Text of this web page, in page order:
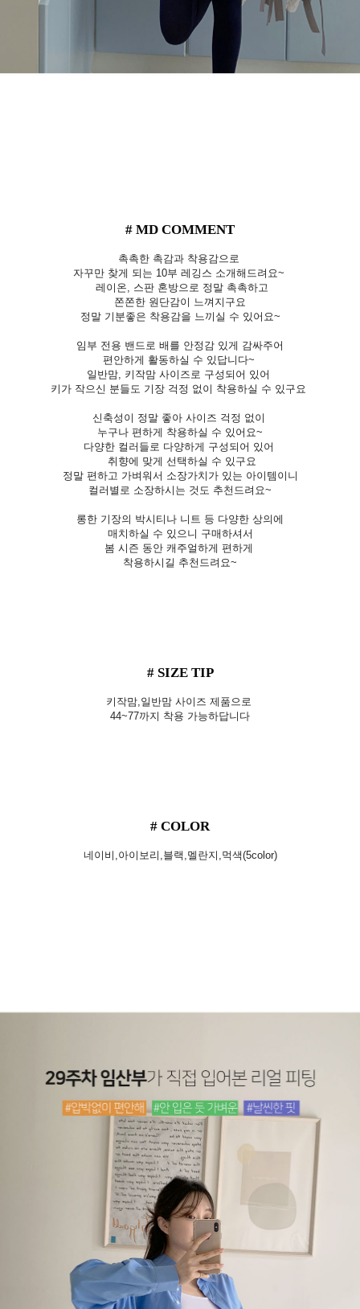
# MD COMMENT
촉촉한 촉감과 착용감으로
자꾸만 찾게 되는 10부 레깅스 소개해드려요~
레이온, 스판 혼방으로 정말 촉촉하고
쫀쫀한 원단감이 느껴지구요
정말 기분좋은 착용감을 느끼실 수 있어요~
임부 전용 밴드로 배를 안정감 있게 감싸주어
편안하게 활동하실 수 있답니다~
일반맘, 키작맘 사이즈로 구성되어 있어
키가 작으신 분들도 기장 걱정 없이 착용하실 수 있구요
신축성이 정말 좋아 사이즈 걱정 없이
누구나 편하게 착용하실 수 있어요~
다양한 컬러들로 다양하게 구성되어 있어
취향에 맞게 선택하실 수 있구요
정말 편하고 가벼워서 소장가치가 있는 아이템이니
컬러별로 소장하시는 것도 추천드려요~
롱한 기장의 박시티나 니트 등 다양한 상의에
매치하실 수 있으니 구매하셔서
봄 시즌 동안 캐주얼하게 편하게
착용하시길 추천드려요~
# SIZE TIP
키작맘,일반맘 사이즈 제품으로
44~77까지 착용 가능하답니다
# COLOR
네이비,아이보리,블랙,멜란지,먹색(5color)